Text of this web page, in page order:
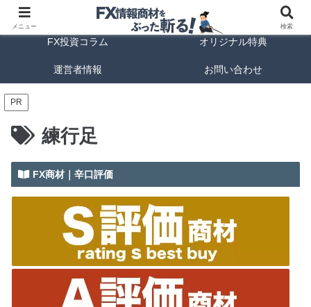
FX商材ランキング FX手法解説
FX投資コラム オリジナル特典
運営者情報 お問い合わせ
PR
練行足
FX商材｜辛口評価
メニュー 検索